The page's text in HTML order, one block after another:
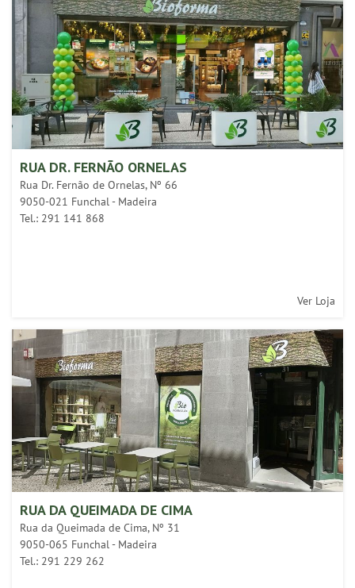
RUA DR. FERNÃO ORNELAS
Rua Dr. Fernão de Ornelas, Nº 66
9050-021 Funchal - Madeira
Tel.: 291 141 868
Ver Loja
RUA DA QUEIMADA DE CIMA
Rua da Queimada de Cima, Nº 31
9050-065 Funchal - Madeira
Tel.: 291 229 262